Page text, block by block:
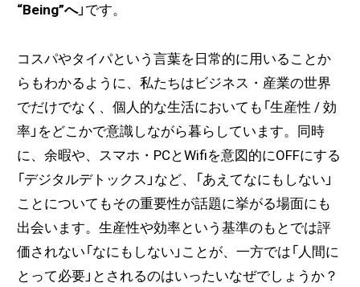
“Being”へ」です。
コスパやタイパという言葉を日常的に用いることか
らもわかるように、私たちはビジネス・産業の世界
でだけでなく、個人的な生活においても「生産性 / 効
率」をどこかで意識しながら暮らしています。同時
に、余暇や、スマホ・PCとWifiを意図的にOFFにする
「デジタルデトックス」など、「あえてなにもしない」
ことについてもその重要性が話題に挙がる場面にも
出会います。生産性や効率という基準のもとでは評
価されない「なにもしない」ことが、一方では「人間に
とって必要」とされるのはいったいなぜでしょうか？